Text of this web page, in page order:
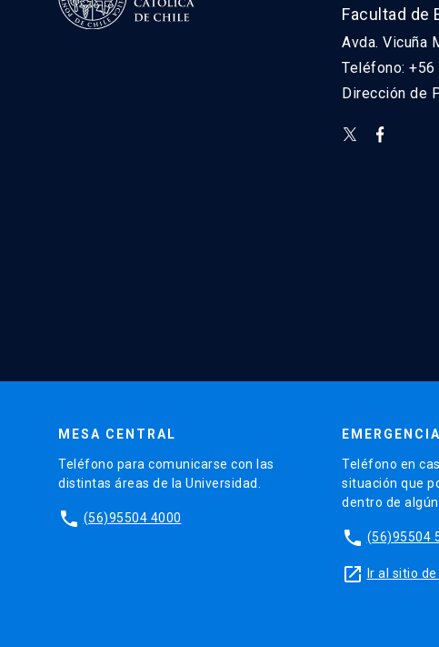
Facultad de
Avda. Vicuña
Teléfono:
Dirección de
MESA CENTRAL
Teléfono para comunicarse con las
distintas áreas de la Universidad.
phone (56)95504 4000
Teléfono en
situación que
dentro de algún
phone (56)95504
launch Ir al sitio